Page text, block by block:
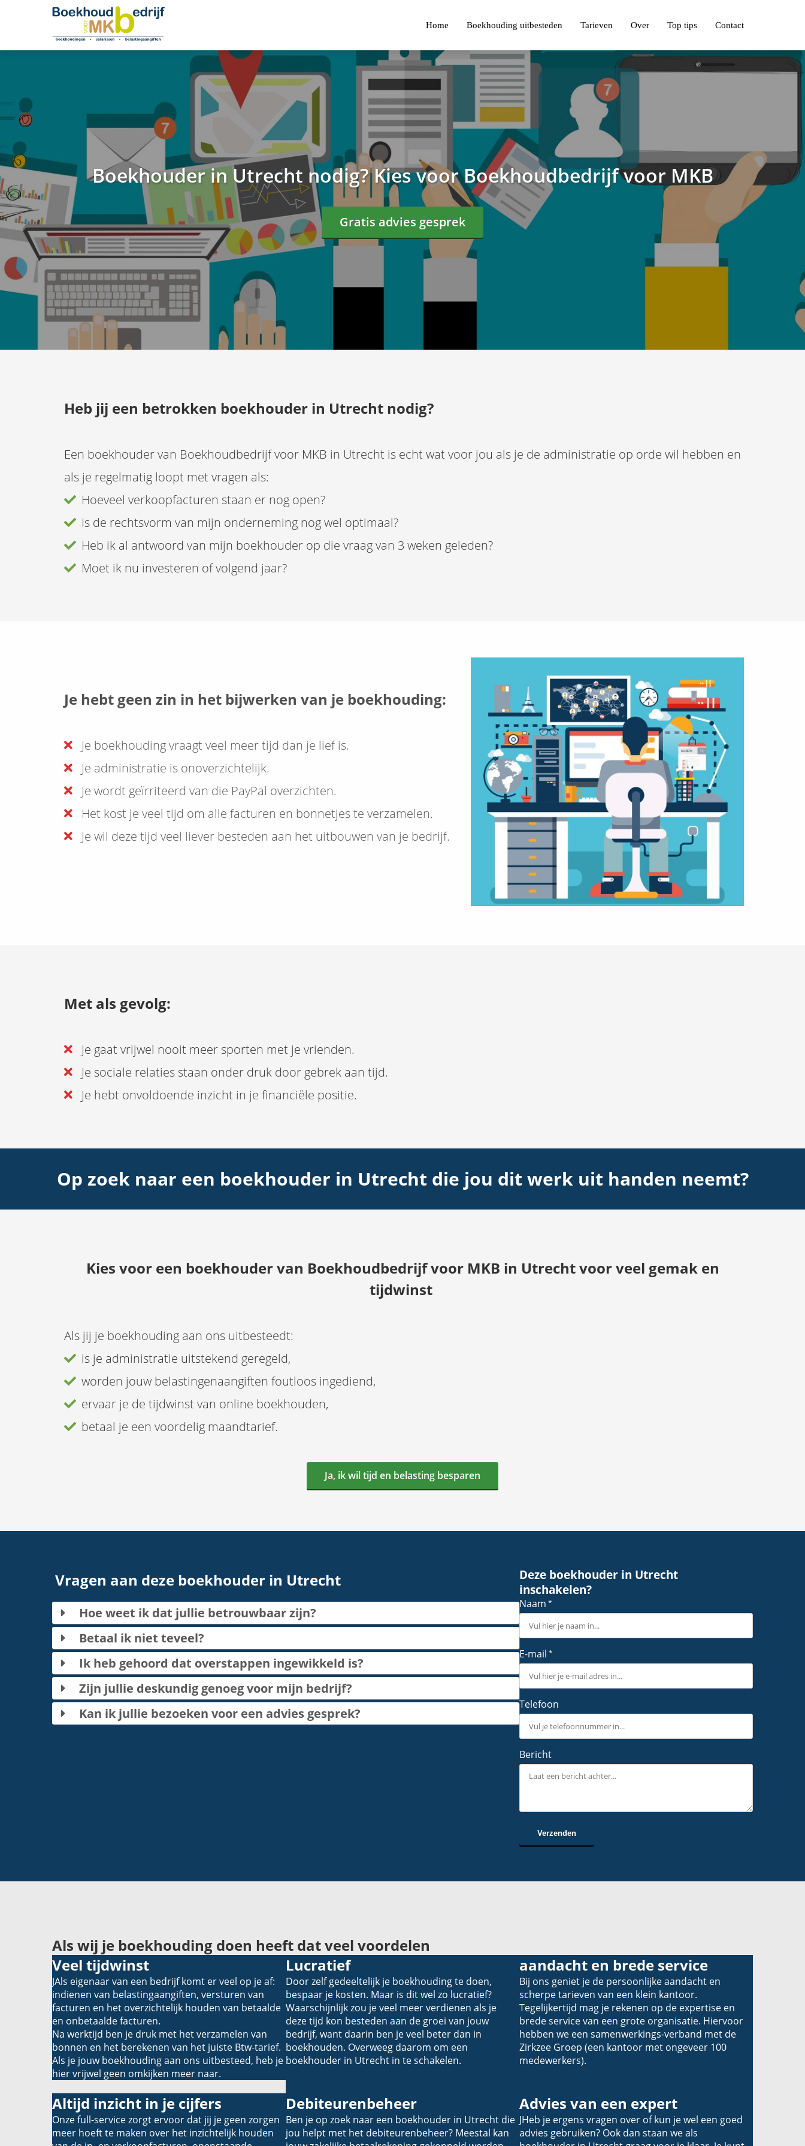
Home Boekhouding uitbesteden Tarieven Over Top tips Contact
Boekhouder in Utrecht nodig? Kies voor Boekhoudbedrijf voor MKB
Gratis advies gesprek
Heb jij een betrokken boekhouder in Utrecht nodig?
Een boekhouder van Boekhoudbedrijf voor MKB in Utrecht is echt wat voor jou als je de administratie op orde wil hebben en
als je regelmatig loopt met vragen als:
Hoeveel verkoopfacturen staan er nog open?
Is de rechtsvorm van mijn onderneming nog wel optimaal?
Heb ik al antwoord van mijn boekhouder op die vraag van 3 weken geleden?
Moet ik nu investeren of volgend jaar?
Je hebt geen zin in het bijwerken van je boekhouding:
Je boekhouding vraagt veel meer tijd dan je lief is.
Je administratie is onoverzichtelijk.
Je wordt geïrriteerd van die PayPal overzichten.
Het kost je veel tijd om alle facturen en bonnetjes te verzamelen.
Je wil deze tijd veel liever besteden aan het uitbouwen van je bedrijf.
Met als gevolg:
Je gaat vrijwel nooit meer sporten met je vrienden.
Je sociale relaties staan onder druk door gebrek aan tijd.
Je hebt onvoldoende inzicht in je financiële positie.
Op zoek naar een boekhouder in Utrecht die jou dit werk uit handen neemt?
Kies voor een boekhouder van Boekhoudbedrijf voor MKB in Utrecht voor veel gemak en
tijdwinst
Als jij je boekhouding aan ons uitbesteedt:
is je administratie uitstekend geregeld,
worden jouw belastingenaangiften foutloos ingediend,
ervaar je de tijdwinst van online boekhouden,
betaal je een voordelig maandtarief.
Ja, ik wil tijd en belasting besparen
Vragen aan deze boekhouder in Utrecht
Hoe weet ik dat jullie betrouwbaar zijn?
Betaal ik niet teveel?
Ik heb gehoord dat overstappen ingewikkeld is?
Zijn jullie deskundig genoeg voor mijn bedrijf?
Kan ik jullie bezoeken voor een advies gesprek?
Deze boekhouder in Utrecht
inschakelen?
Naam *
E-mail *
Telefoon
Bericht
Verzenden
Als wij je boekhouding doen heeft dat veel voordelen
Veel tijdwinst
JAls eigenaar van een bedrijf komt er veel op je af:
indienen van belastingaangiften, versturen van
facturen en het overzichtelijk houden van betaalde
en onbetaalde facturen.
Na werktijd ben je druk met het verzamelen van
bonnen en het berekenen van het juiste Btw-tarief.
Als je jouw boekhouding aan ons uitbesteed, heb je
hier vrijwel geen omkijken meer naar.
Lucratief
Door zelf gedeeltelijk je boekhouding te doen,
bespaar je kosten. Maar is dit wel zo lucratief?
Waarschijnlijk zou je veel meer verdienen als je
deze tijd kon besteden aan de groei van jouw
bedrijf, want daarin ben je veel beter dan in
boekhouden. Overweeg daarom om een
boekhouder in Utrecht in te schakelen.
aandacht en brede service
Bij ons geniet je de persoonlijke aandacht en
scherpe tarieven van een klein kantoor.
Tegelijkertijd mag je rekenen op de expertise en
brede service van een grote organisatie. Hiervoor
hebben we een samenwerkings-verband met de
Zirkzee Groep (een kantoor met ongeveer 100
medewerkers).
Altijd inzicht in je cijfers
Onze full-service zorgt ervoor dat jij je geen zorgen
meer hoeft te maken over het inzichtelijk houden
Debiteurenbeheer
Ben je op zoek naar een boekhouder in Utrecht die
jou helpt met het debiteurenbeheer? Meestal kan
Advies van een expert
JHeb je ergens vragen over of kun je wel een goed
advies gebruiken? Ook dan staan we als